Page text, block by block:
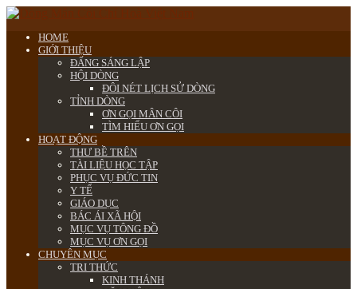
HOME
GIỚI THIỆU
ĐẤNG SÁNG LẬP
HỘI DÒNG
ĐÔI NÉT LỊCH SỬ DÒNG
TỈNH DÒNG
ƠN GỌI MÂN CÔI
TÌM HIỂU ƠN GỌI
HOẠT ĐỘNG
THƯ BỀ TRÊN
TÀI LIỆU HỌC TẬP
PHỤC VỤ ĐỨC TIN
Y TẾ
GIÁO DỤC
BÁC ÁI XÃ HỘI
MỤC VỤ TÔNG ĐỒ
MỤC VỤ ƠN GỌI
CHUYÊN MỤC
TRI THỨC
KINH THÁNH